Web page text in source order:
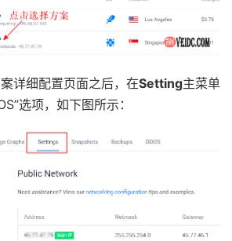
详细配置页面之后，在Setting主菜单
选项，如下图所示：